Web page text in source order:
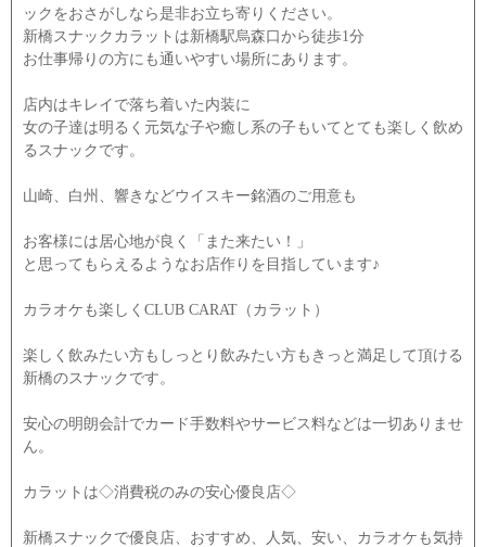
ックをおさがしなら是非お立ち寄りください。
新橋スナックカラットは新橋駅烏森口から徒歩1分
お仕事帰りの方にも通いやすい場所にあります。
店内はキレイで落ち着いた内装に
女の子達は明るく元気な子や癒し系の子もいてとても楽しく飲め
るスナックです。
山崎、白州、響きなどウイスキー銘酒のご用意も
お客様には居心地が良く「また来たい！」
と思ってもらえるようなお店作りを目指しています♪
カラオケも楽しくCLUB CARAT（カラット）
楽しく飲みたい方もしっとり飲みたい方もきっと満足して頂ける
新橋のスナックです。
安心の明朗会計でカード手数料やサービス料などは一切ありませ
ん。
カラットは◇消費税のみの安心優良店◇
新橋スナックで優良店、おすすめ、人気、安い、カラオケも気持